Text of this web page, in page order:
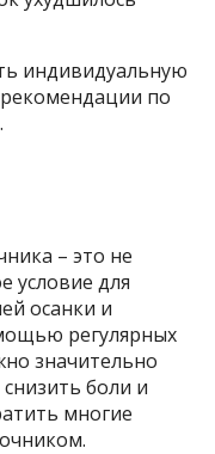
индивидуальную
по
– это не
условие для
осанки и
регулярных
значительно
боли и
многие